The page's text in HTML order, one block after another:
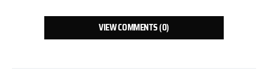
VIEW COMMENTS (0)